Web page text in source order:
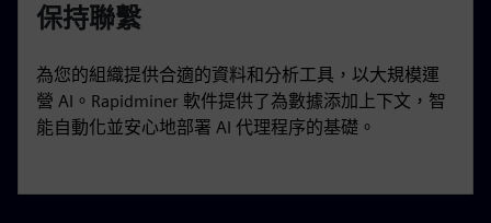
保持聯繫
為您的組織提供合適的資料和分析工具，以大規模運
營 AI。Rapidminer 軟件提供了為數據添加上下文，智
能自動化並安心地部署 AI 代理程序的基礎。